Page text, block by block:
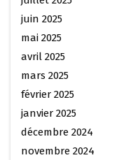
juin 2025
mai 2025
avril 2025
mars 2025
février 2025
janvier 2025
décembre 2024
novembre 2024